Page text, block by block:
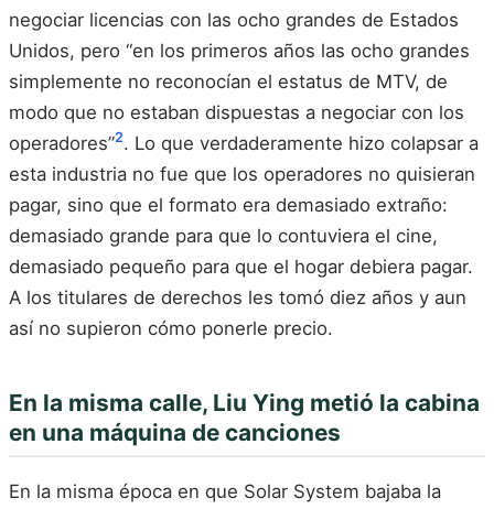
negociar licencias con las ocho grandes de Estados
Unidos, pero “en los primeros años las ocho grandes
simplemente no reconocían el estatus de MTV, de
modo que no estaban dispuestas a negociar con los
operadores”2. Lo que verdaderamente hizo colapsar a
esta industria no fue que los operadores no quisieran
pagar, sino que el formato era demasiado extraño:
demasiado grande para que lo contuviera el cine,
demasiado pequeño para que el hogar debiera pagar.
A los titulares de derechos les tomó diez años y aun
así no supieron cómo ponerle precio.
En la misma calle, Liu Ying metió la cabina
en una máquina de canciones
En la misma época en que Solar System bajaba la